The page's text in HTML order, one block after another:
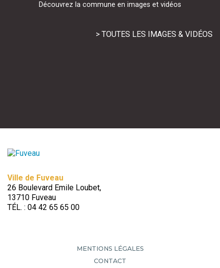
Découvrez la commune en images et vidéos
> TOUTES LES IMAGES & VIDÉOS
Ville de Fuveau
26 Boulevard Emile Loubet,
13710 Fuveau
TÉL. : 04 42 65 65 00
MENTIONS LÉGALES
CONTACT